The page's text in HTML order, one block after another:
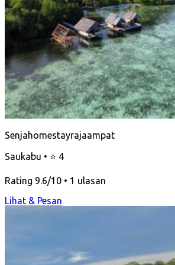
Senjahomestayrajaampat
Saukabu • ⭐ 4
Rating 9.6/10 • 1 ulasan
Lihat & Pesan